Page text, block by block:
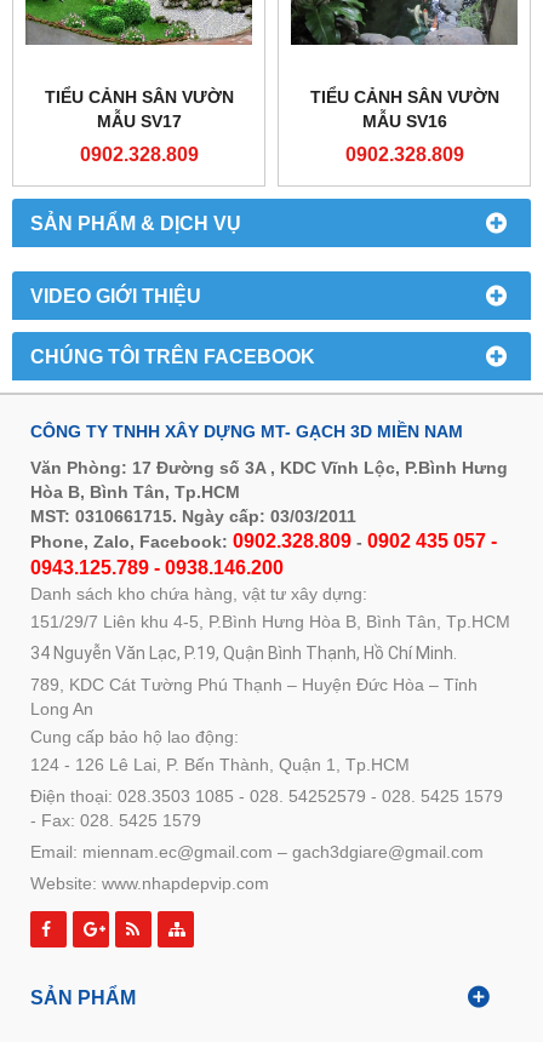
SẢN PHẨM & DỊCH VỤ
VIDEO GIỚI THIỆU
CHÚNG TÔI TRÊN FACEBOOK
TIỂU CẢNH SÂN VƯỜN
MẪU SV17
0902.328.809
TIỂU CẢNH SÂN VƯỜN
MẪU SV16
0902.328.809
CÔNG TY TNHH XÂY DỰNG MT- GẠCH 3D MIỀN NAM
Văn Phòng: 17 Đường số 3A , KDC Vĩnh Lộc, P.Bình Hưng
Hòa B, Bình Tân, Tp.HCM
MST: 0310661715. Ngày cấp: 03/03/2011
Phone, Zalo, Facebook: 0902.328.809 - 0902 435 057 -
0943.125.789 - 0938.146.200
Danh sách kho chứa hàng, vật tư xây dựng:
151/29/7 Liên khu 4-5, P.Bình Hưng Hòa B, Bình Tân, Tp.HCM
34 Nguyễn Văn Lạc, P.19, Quận Bình Thạnh, Hồ Chí Minh.
789, KDC Cát Tường Phú Thạnh – Huyện Đức Hòa – Tỉnh
Long An
Cung cấp bảo hộ lao động:
124 - 126 Lê Lai, P. Bến Thành, Quận 1, Tp.HCM
Điện thoại: 028.3503 1085 - 028. 54252579 - 028. 5425 1579
- Fax: 028. 5425 1579
Email: miennam.ec@gmail.com – gach3dgiare@gmail.com
Website: www.nhapdepvip.com
SẢN PHẨM